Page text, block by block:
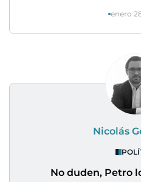
enero
Nicolás
No duden, Petro